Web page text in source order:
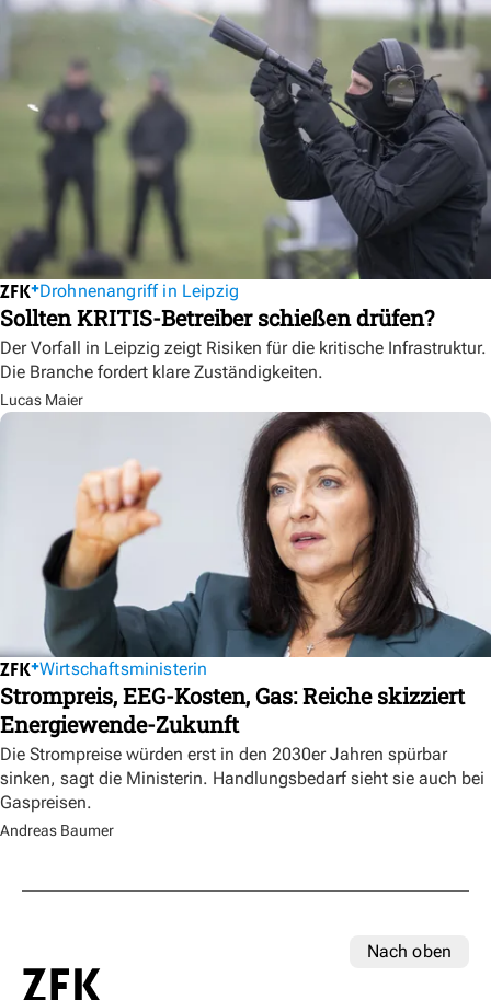
Drohnenangriff in Leipzig
Sollten KRITIS-Betreiber schießen drüfen?
Der Vorfall in Leipzig zeigt Risiken für die kritische Infrastruktur.
Die Branche fordert klare Zuständigkeiten.
Lucas Maier
Wirtschaftsministerin
Strompreis, EEG-Kosten, Gas: Reiche skizziert
Energiewende-Zukunft
Die Strompreise würden erst in den 2030er Jahren spürbar
sinken, sagt die Ministerin. Handlungsbedarf sieht sie auch bei
Gaspreisen.
Andreas Baumer
Nach oben